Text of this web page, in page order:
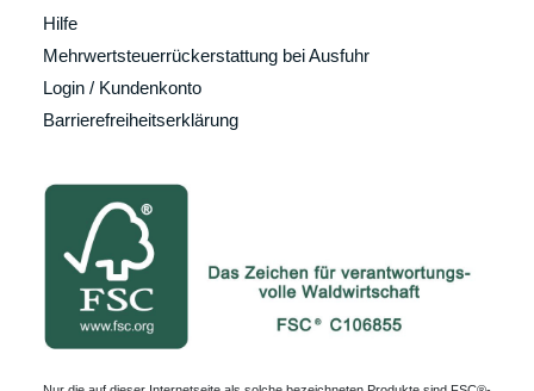
Hilfe
Mehrwertsteuerrückerstattung bei Ausfuhr
Login / Kundenkonto
Barrierefreiheitserklärung